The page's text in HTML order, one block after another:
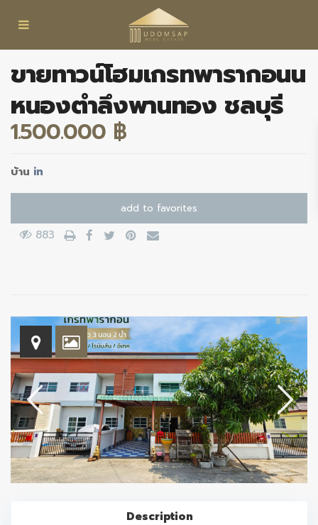
ขายทาวน์โฮมเกรทพารากอนน
หนองตำลึงพานทอง ชลบุรี
1.500.000 ฿
บ้าน in
add to favorites
883
Description